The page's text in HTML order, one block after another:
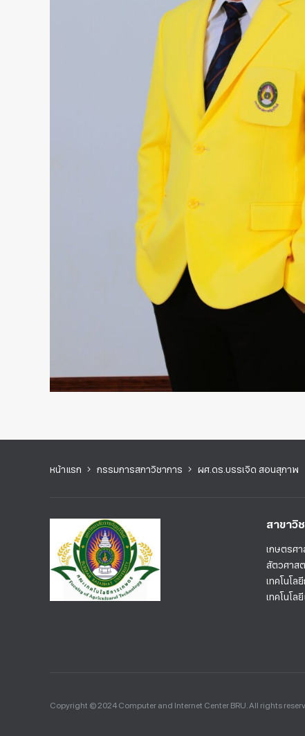
หน้าแรก กรรมการสภาวิชาการ ผศ.ดร.บรรเจิด สอนสุภาพ
สาขาวิ
เกษตรศ
สัตวศาส
เทคโนโล
เทคโนโล
Copyright © 2024 Computer and Internet Center BRU. All rights